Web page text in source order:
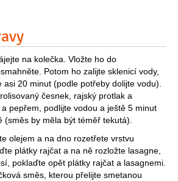
na kolečka. Vložte ho do
Potom ho zalijte sklenicí vody,
asi 20 minut (podle potřeby dolijte vodu).
česnek, rajský protlak a
pepřem, podlijte vodou a ještě 5 minut
by měla být téměř tekutá).
olejem a na dno rozetřete vrstvu
plátky rajčat a na ně rozložte lasagne,
poklaďte opět plátky rajčat a lasagnemi.
směs, kterou přelijte smetanou